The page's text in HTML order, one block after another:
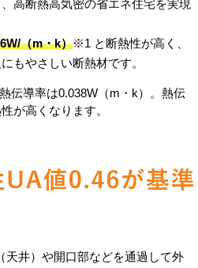
高断熱高気密の省エネ住宅を実現
（m・k）※1 と断熱性が高く、
もやさしい断熱材です。
伝導率は0.038W（m・k）。熱伝
が高くなります。
天井）や開口部などを通過して外